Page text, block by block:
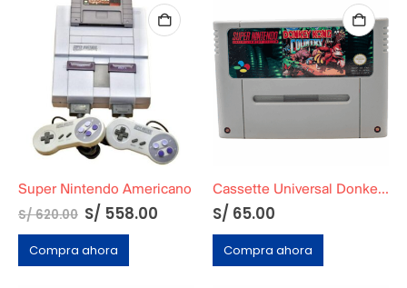
Super Nintendo Americano
S/620.00 S/ 558.00
Compra ahora
Cassette Universal Donkey Kong Country
S/ 65.00
Compra ahora